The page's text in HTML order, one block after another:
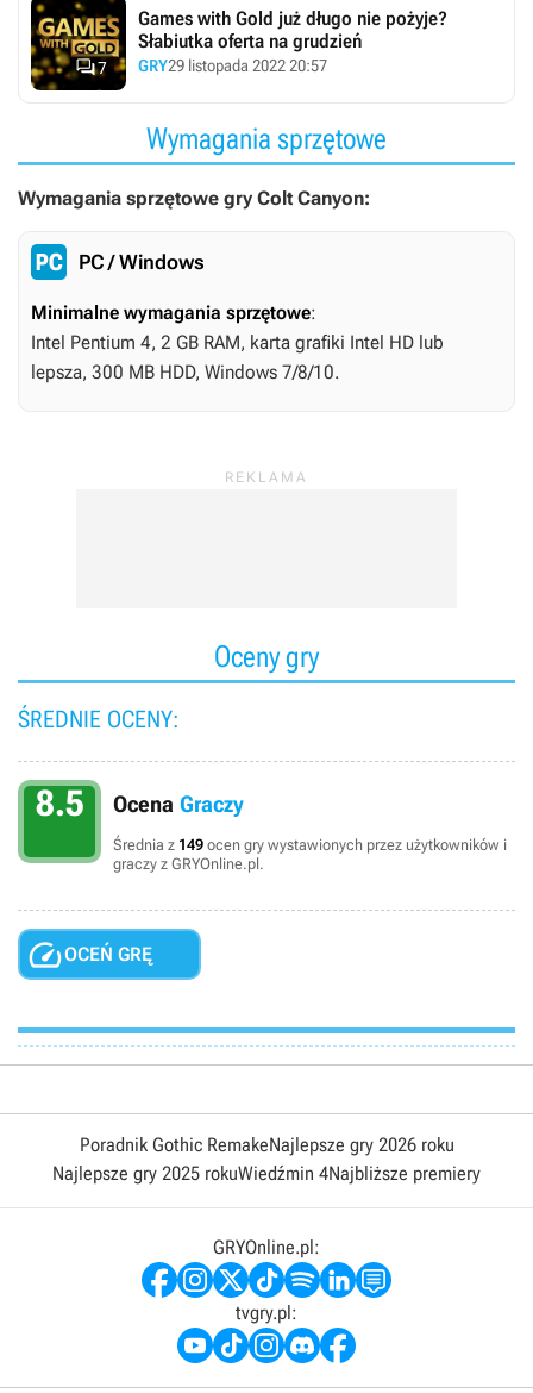
7
Games with Gold już długo nie pożyje?
Słabiutka oferta na grudzień
GRY29 listopada 2022 20:57
Wymagania sprzętowe
Wymagania sprzętowe gry Colt Canyon:
PC / Windows
Minimalne wymagania sprzętowe:
Intel Pentium 4, 2 GB RAM, karta grafiki Intel HD lub
lepsza, 300 MB HDD, Windows 7/8/10.
Oceny gry
ŚREDNIE OCENY:
8.5 Ocena Graczy
Średnia z 149 ocen gry wystawionych przez użytkowników i
graczy z GRYOnline.pl.
OCEŃ GRĘ
Poradnik Gothic RemakeNajlepsze gry 2026 roku
Najlepsze gry 2025 rokuWiedźmin 4Najbliższe premiery
GRYOnline.pl:
tvgry.pl: